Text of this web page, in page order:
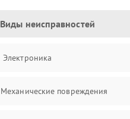
Виды неисправностей
Электроника
Механические повреждения